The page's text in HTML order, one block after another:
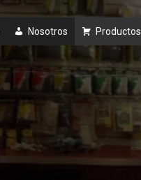
Nosotros Productos